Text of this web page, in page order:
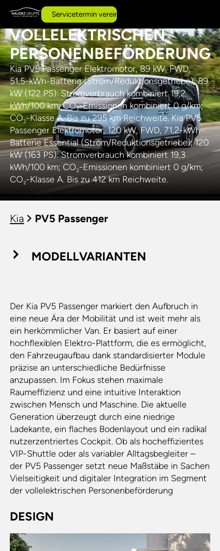
Servicetermin vereinbaren
MODULAREN UND
VOLLELEKTRISCHEN
PERSONENBEFÖRDERUNG
Kia PV5 Passenger Elektromotor, 89 kW, FWD,
51,5-kWh-Batterie (Strom/Reduktionsgetriebe); 89
kW (122 PS): Stromverbrauch kombiniert 19,2
kWh/100 km; CO₂-Emissionen kombiniert 0 g/km;
CO₂-Klasse A. Bis zu 295 km Reichweite. Kia PV5
Passenger Elektromotor, 120 kW, FWD, 71,2-kWh-
Batterie Essential (Strom/Reduktionsgetriebe); 120
kW (163 PS): Stromverbrauch kombiniert 19,3
kWh/100 km; CO₂-Emissionen kombiniert 0 g/km;
CO₂-Klasse A. Bis zu 412 km Reichweite.
Kia PV5 Passenger
MODELLVARIANTEN
Der Kia PV5 Passenger markiert den Aufbruch in
eine neue Ära der Mobilität und ist weit mehr als
ein herkömmlicher Van. Er basiert auf einer
hochflexiblen Elektro-Plattform, die es ermöglicht,
den Fahrzeugaufbau dank standardisierter Module
präzise an unterschiedliche Bedürfnisse
anzupassen. Im Fokus stehen maximale
Raumeffizienz und eine intuitive Interaktion
zwischen Mensch und Maschine. Die aktuelle
Generation überzeugt durch eine niedrige
Ladekante, ein flaches Bodenlayout und ein radikal
nutzerzentriertes Cockpit. Ob als hocheffizientes
VIP-Shuttle oder als variabler Alltagsbegleiter –
der PV5 Passenger setzt neue Maßstäbe in Sachen
Vielseitigkeit und digitaler Integration im Segment
der vollelektrischen Personenbeförderung
DESIGN